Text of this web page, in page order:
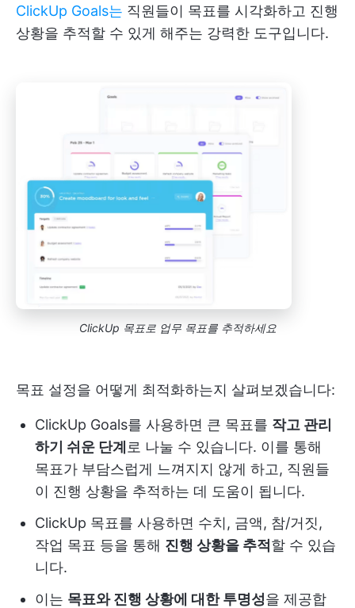
ClickUp Goals는 직원들이 목표를 시각화하고 진행
상황을 추적할 수 있게 해주는 강력한 도구입니다.
ClickUp 목표로 업무 목표를 추적하세요
목표 설정을 어떻게 최적화하는지 살펴보겠습니다:
ClickUp Goals를 사용하면 큰 목표를 작고 관리
하기 쉬운 단계 로 나눌 수 있습니다. 이를 통해
목표가 부담스럽게 느껴지지 않게 하고, 직원들
이 진행 상황을 추적하는 데 도움이 됩니다.
ClickUp 목표를 사용하면 수치, 금액, 참/거짓,
작업 목표 등을 통해 진행 상황을 추적할 수 있습
니다.
이는 목표와 진행 상황에 대한 투명성을 제공합